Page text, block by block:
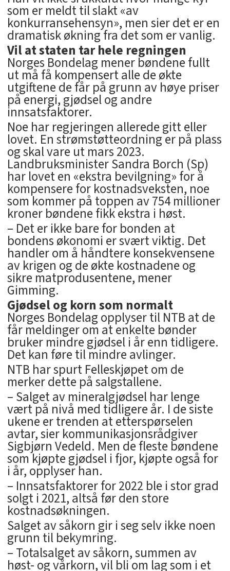
som er meldt til slakt «av
konkurransehensyn», men sier det er en
dramatisk økning fra det som er vanlig.
Vil at staten tar hele regningen
Norges Bondelag mener bøndene fullt
ut må få kompensert alle de økte
utgiftene de får på grunn av høye priser
på energi, gjødsel og andre
innsatsfaktorer.
Noe har regjeringen allerede gitt eller
lovet. En strømstøtteordning er på plass
og skal vare ut mars 2023.
Landbruksminister Sandra Borch (Sp)
har lovet en «ekstra bevilgning» for å
kompensere for kostnadsveksten, noe
som kommer på toppen av 754 millioner
kroner bøndene fikk ekstra i høst.
– Det er ikke bare for bonden at
bondens økonomi er svært viktig. Det
handler om å håndtere konsekvensene
av krigen og de økte kostnadene og
sikre matprodusentene, mener
Gimming.
Gjødsel og korn som normalt
Norges Bondelag opplyser til NTB at de
får meldinger om at enkelte bønder
bruker mindre gjødsel i år enn tidligere.
Det kan føre til mindre avlinger.
NTB har spurt Felleskjøpet om de
merker dette på salgstallene.
– Salget av mineralgjødsel har lenge
vært på nivå med tidligere år. I de siste
ukene er trenden at etterspørselen
avtar, sier kommunikasjonsrådgiver
Sigbjørn Vedeld. Men de fleste bøndene
som kjøpte gjødsel i fjor, kjøpte også for
i år, opplyser han.
– Innsatsfaktorer for 2022 ble i stor grad
solgt i 2021, altså før den store
kostnadsøkningen.
Salget av såkorn gir i seg selv ikke noen
grunn til bekymring.
– Totalsalget av såkorn, summen av
høst- og vårkorn, vil bli om lag som i et